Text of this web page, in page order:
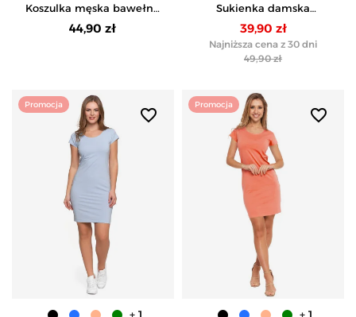
Koszulka męska bawełna
Premium T-shirt dekolt w
serek - ŻÓŁTY
44,90 zł
Sukienka damska
bawełniana tuba przed
kolano - CZARNY
39,90 zł
Najniższa cena z 30 dni
49,90 zł
Promocja
favorite_border
Promocja
favorite_border